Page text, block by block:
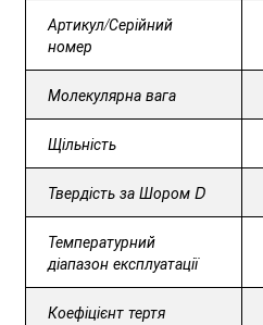
Артикул/Серійний
номер
Молекулярна вага
Щільність
Твердість за Шором D
Температурний
діапазон експлуатації
Коефіцієнт тертя